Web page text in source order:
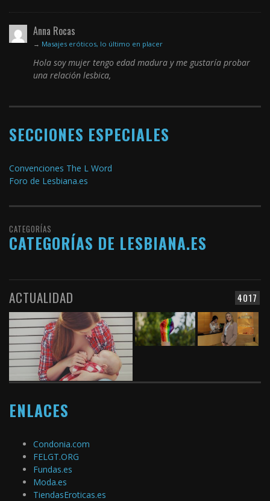
Anna Rocas
→ Masajes eróticos, lo último en placer
Hola soy mujer tengo edad madura y me gustaría probar
una relación lesbica,
SECCIONES ESPECIALES
Convenciones The L Word
Foro de Lesbiana.es
CATEGORÍAS
CATEGORÍAS DE LESBIANA.ES
4017
ACTUALIDAD
ENLACES
Condonia.com
FELGT.ORG
Fundas.es
Moda.es
TiendasEroticas.es